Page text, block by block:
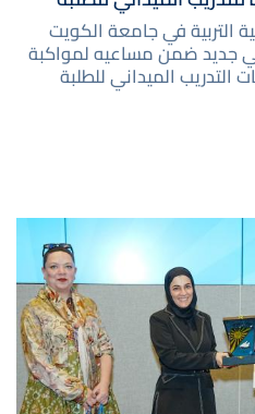
التربية في جامعة الكويت
جديد ضمن مساعيه لمواكبة
الميداني للطلبة